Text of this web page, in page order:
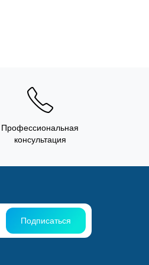
Профессиональная
консультация
Подписаться